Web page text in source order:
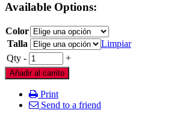
Available Options:
Color
Talla
Limpiar
Qty - +
Añadir al carrito
Print
Send to a friend